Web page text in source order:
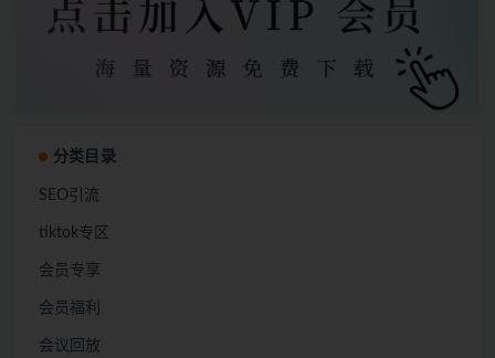
分类目录
SEO引流
tiktok专区
会员专享
会员福利
会议回放